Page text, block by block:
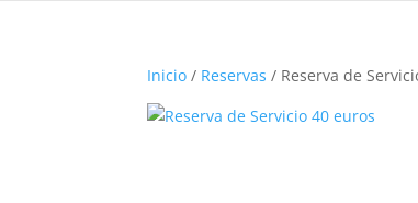
Inicio / Reservas / Reserva de